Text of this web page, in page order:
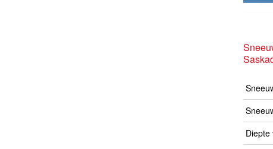
Diepte